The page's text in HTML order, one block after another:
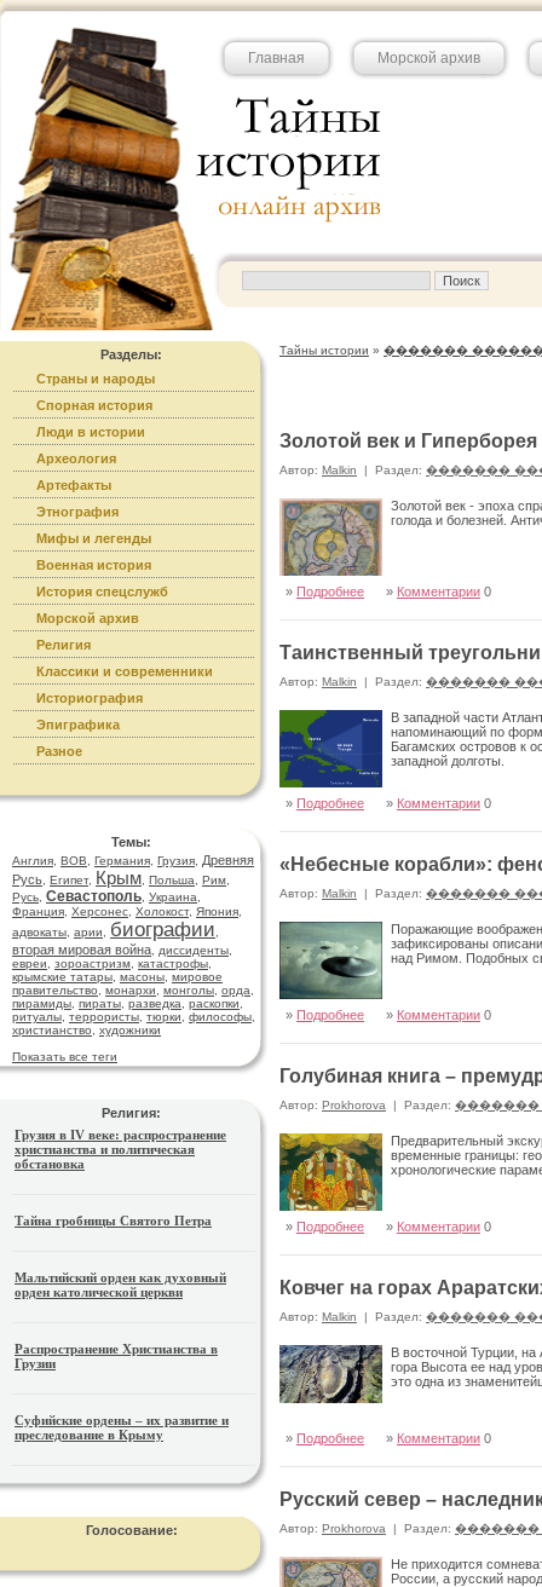
Главная Морской архив
Разделы:
Страны и народы
Спорная история
Люди в истории
Археология
Артефакты
Этнография
Мифы и легенды
Военная история
История спецслужб
Морской архив
Религия
Классики и современники
Историография
Эпиграфика
Разное
Темы:
Англия ВОВ Германия Грузия
Древняя
Русь Египет, Крым Польша Рим
Русь Севастополь Украина
Франция Херсонес Холокост, Япония
адвокаты арии биографии
вторая мировая война диссиденты
евреи
зороастризм катастрофы
крымские татары масоны мировое
правительство
монархи монголы орда
пирамиды пираты разведка раскопки
ритуалы террористы тюрки философы
христианство
художники
Показать все теги
Религия:
Грузия в IV веке: распространение
христианства и политическая
обстановка
Тайна гробницы Святого Петра
Мальтийский орден как духовный
орден католической церкви
Распространение Христианства в
Грузии
Суфийские ордены – их развитие и
преследование в Крыму
Голосование:
Тайны истории » �������
Золотой век и Гиперборея
Автор: Malkin | Раздел: �������
Золотой век - эпоха
голода и болезней.
» Подробнее » Комментарии 0
Таинственный
Автор: Malkin | Раздел: �������
В западной части
напоминающий по
Багамских островов к
западной долготы.
» Подробнее » Комментарии 0
«Небесные корабли»:
Автор: Malkin | Раздел: �������
Поражающие
зафиксированы
над Римом. Подобных
» Подробнее » Комментарии 0
Голубиная книга –
Автор: Prokhorova | Раздел: �������
Предварительный
временные границы:
хронологические
» Подробнее » Комментарии 0
Ковчег на горах
Автор: Malkin | Раздел: �������
В восточной Турции,
гора Высота ее над
это одна из
» Подробнее » Комментарии 0
Русский север –
Автор: Prokhorova | Раздел: �������
Не приходится
России, а русский